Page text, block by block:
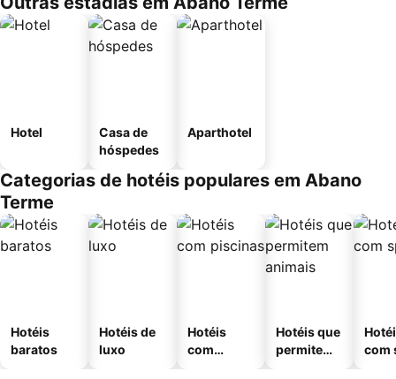
Hotel
Casa de
hóspedes
Aparthotel
Categorias de hotéis populares em Abano
Terme
Hotéis
baratos
Hotéis de
luxo
Hotéis
com
Hotéis que
permitem
com